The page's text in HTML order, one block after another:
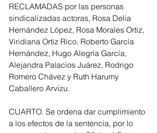
RECLAMADAS por las personas
sindicalizadas actoras, Rosa Delia
Hernández López, Rosa Morales Ortiz,
Viridiana Ortiz Rico, Roberto García
Hernández, Hugo Alegría García,
Alejandra Palacios Juárez, Rodrigo
Romero Chávez y Ruth Harumy
Caballero Arvizu.
CUARTO. Se ordena dar cumplimiento
a los efectos de la sentencia, por lo